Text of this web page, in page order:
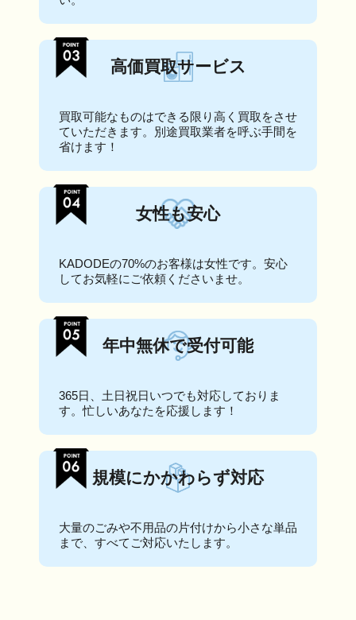
高価買取サービス
買取可能なものはできる限り高く買取をさせ
ていただきます。別途買取業者を呼ぶ手間を
省けます！
女性も安心
KADODEの70%のお客様は女性です。安心
してお気軽にご依頼くださいませ。
年中無休で受付可能
365日、土日祝日いつでも対応しておりま
す。忙しいあなたを応援します！
規模にかかわらず対応
大量のごみや不用品の片付けから小さな単品
まで、すべてご対応いたします。